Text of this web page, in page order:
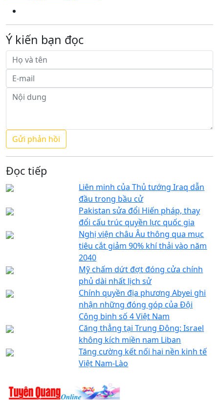
Ý kiến bạn đọc
Đọc tiếp
Liên minh của Thủ tướng Iraq dẫn
đầu trong bầu cử
Pakistan sửa đổi Hiến pháp, thay
đổi cấu trúc quyền lực quốc gia
Nghị viện châu Âu thông qua mục
tiêu cắt giảm 90% khí thải vào năm
2040
Mỹ chấm dứt đợt đóng cửa chính
phủ dài nhất lịch sử
Chính quyền địa phương Abyei ghi
nhận những đóng góp của Đội
Công binh số 4 Việt Nam
Căng thẳng tại Trung Đông: Israel
không kích miền nam Liban
Tăng cường kết nối hai nền kinh tế
Việt Nam-Lào